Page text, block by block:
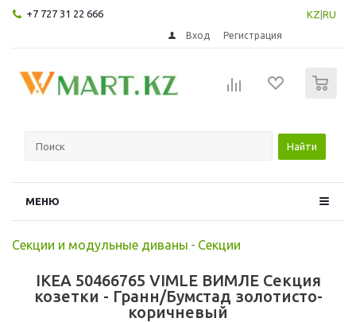
+7 727 31 22 666 KZ RU
Вход Регистрация
Найти
МЕНЮ
Секции и модульные диваны - Секции
IKEA 50466765 VIMLE ВИМЛЕ Секция
козетки - Гранн/Бумстад золотисто-
коричневый